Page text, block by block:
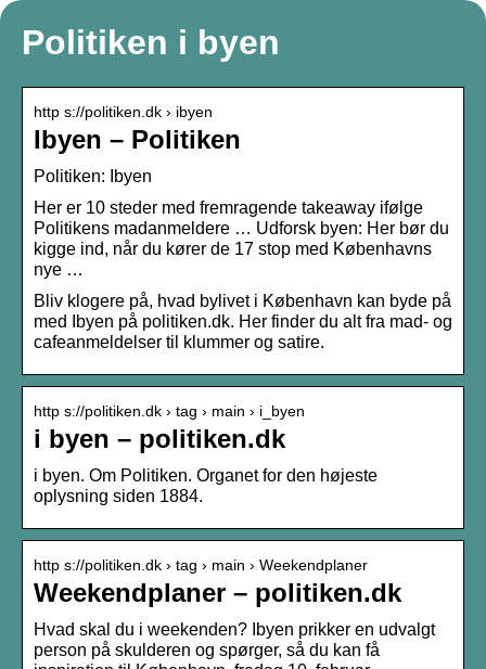
Politiken i byen
http s://politiken.dk › ibyen
Ibyen – Politiken
Politiken: Ibyen
Her er 10 steder med fremragende takeaway ifølge
Politikens madanmeldere … Udforsk byen: Her bør du
kigge ind, når du kører de 17 stop med Københavns
nye …
Bliv klogere på, hvad bylivet i København kan byde på
med Ibyen på politiken.dk. Her finder du alt fra mad- og
cafeanmeldelser til klummer og satire.
http s://politiken.dk › tag › main › i_byen
i byen – politiken.dk
i byen. Om Politiken. Organet for den højeste
oplysning siden 1884.
http s://politiken.dk › tag › main › Weekendplaner
Weekendplaner – politiken.dk
Hvad skal du i weekenden? Ibyen prikker en udvalgt
person på skulderen og spørger, så du kan få